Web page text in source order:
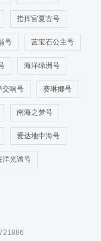
指挥官夏古号
号 蓝宝石公主号
海洋绿洲号
交响号 赛琳娜号
南海之梦号
爱达地中海号
洋光谱号